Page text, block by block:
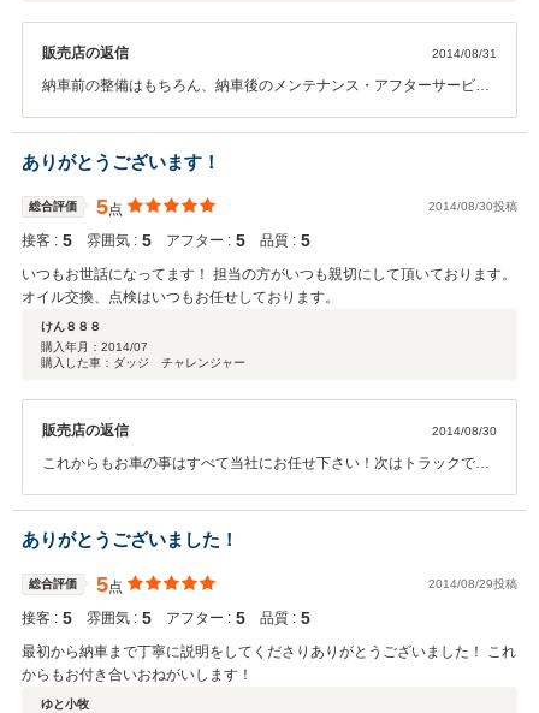
販売店の返信 2014/08/31
納車前の整備はもちろん、納車後のメンテナンス・アフターサービス
ありがとうございます！
総合評価 5点 2014/08/30投稿
接客 : 5 雰囲気 : 5 アフター : 5 品質 : 5
いつもお世話になってます！ 担当の方がいつも親切にして頂いております。
オイル交換、点検はいつもお任せしております。
けん８８８
購入年月： 2014/07
購入した車：ダッジ チャレンジャー
販売店の返信 2014/08/30
これからもお車の事はすべて当社にお任せ下さい！次はトラックです
ありがとうございました！
総合評価 5点 2014/08/29投稿
接客 : 5 雰囲気 : 5 アフター : 5 品質 : 5
最初から納車まで丁寧に説明をしてくださりありがとうございました！ これ
からもお付き合いおねがいします！
ゆと小牧